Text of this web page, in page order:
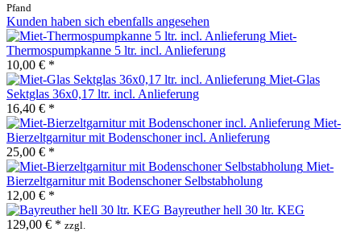
Pfand
Kunden haben sich ebenfalls angesehen
Miet-
Thermospumpkanne 5 ltr. incl. Anlieferung
10,00 € *
Miet-Glas
Sektglas 36x0,17 ltr. incl. Anlieferung
16,40 € *
Miet-
Bierzeltgarnitur mit Bodenschoner incl. Anlieferung
25,00 € *
Miet-
Bierzeltgarnitur mit Bodenschoner Selbstabholung
12,00 € *
Bayreuther hell 30 ltr. KEG
129,00 € * zzgl.